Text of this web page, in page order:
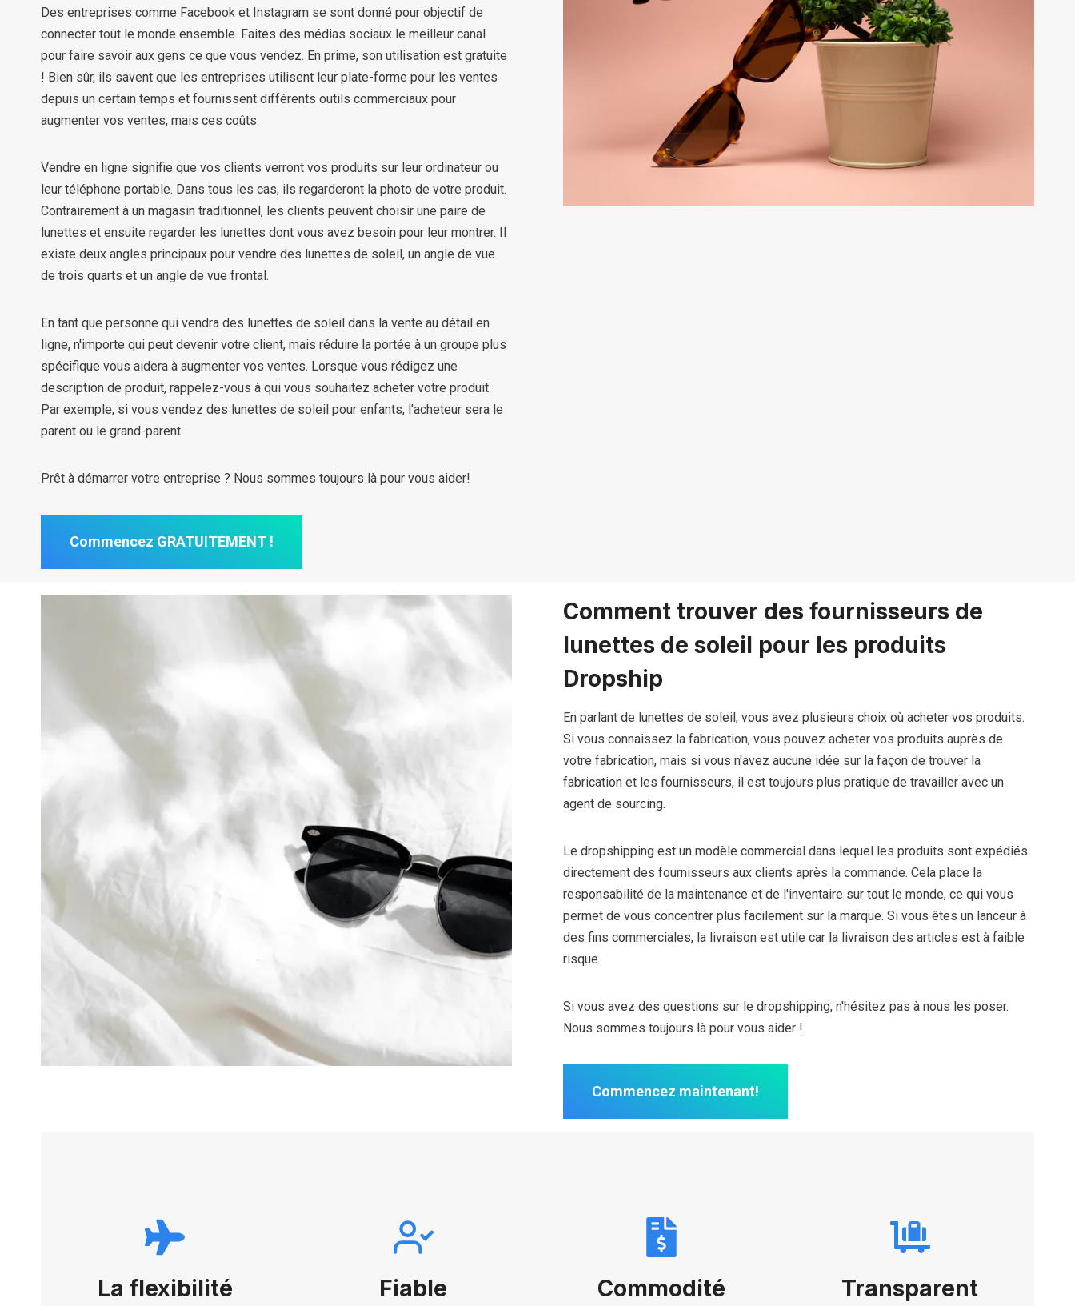
Des entreprises comme Facebook et Instagram se sont donné pour objectif de
connecter tout le monde ensemble. Faites des médias sociaux le meilleur canal
pour faire savoir aux gens ce que vous vendez. En prime, son utilisation est gratuite
! Bien sûr, ils savent que les entreprises utilisent leur plate-forme pour les ventes
depuis un certain temps et fournissent différents outils commerciaux pour
augmenter vos ventes, mais ces coûts.
Vendre en ligne signifie que vos clients verront vos produits sur leur ordinateur ou
leur téléphone portable. Dans tous les cas, ils regarderont la photo de votre produit.
Contrairement à un magasin traditionnel, les clients peuvent choisir une paire de
lunettes et ensuite regarder les lunettes dont vous avez besoin pour leur montrer. Il
existe deux angles principaux pour vendre des lunettes de soleil, un angle de vue
de trois quarts et un angle de vue frontal.
En tant que personne qui vendra des lunettes de soleil dans la vente au détail en
ligne, n'importe qui peut devenir votre client, mais réduire la portée à un groupe plus
spécifique vous aidera à augmenter vos ventes. Lorsque vous rédigez une
description de produit, rappelez-vous à qui vous souhaitez acheter votre produit.
Par exemple, si vous vendez des lunettes de soleil pour enfants, l'acheteur sera le
parent ou le grand-parent.
Prêt à démarrer votre entreprise ? Nous sommes toujours là pour vous aider!
Commencez GRATUITEMENT !
Comment trouver des fournisseurs de
lunettes de soleil pour les produits
Dropship
En parlant de lunettes de soleil, vous avez plusieurs choix où acheter vos produits.
Si vous connaissez la fabrication, vous pouvez acheter vos produits auprès de
votre fabrication, mais si vous n'avez aucune idée sur la façon de trouver la
fabrication et les fournisseurs, il est toujours plus pratique de travailler avec un
agent de sourcing.
Le dropshipping est un modèle commercial dans lequel les produits sont expédiés
directement des fournisseurs aux clients après la commande. Cela place la
responsabilité de la maintenance et de l'inventaire sur tout le monde, ce qui vous
permet de vous concentrer plus facilement sur la marque. Si vous êtes un lanceur à
des fins commerciales, la livraison est utile car la livraison des articles est à faible
risque.
Si vous avez des questions sur le dropshipping, n'hésitez pas à nous les poser.
Nous sommes toujours là pour vous aider !
Commencez maintenant!
La flexibilité Fiable Commodité Transparent